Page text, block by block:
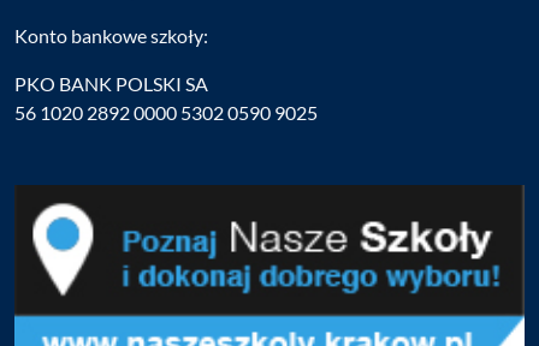
Konto bankowe szkoły:
PKO BANK POLSKI SA
56 1020 2892 0000 5302 0590 9025